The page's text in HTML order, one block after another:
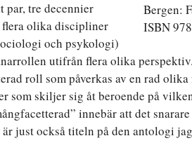
Bergen:
ISBN
par, tre decennier
olika discipliner
och psykologi)
utifrån flera olika
roll som påverkas av en rad
som skiljer sig åt beroende på
innebär att det
är just också titeln på den antologi